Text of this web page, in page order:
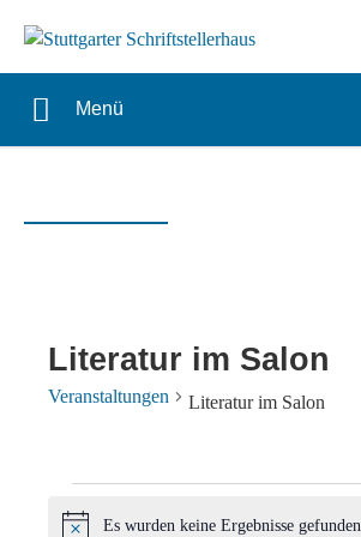
Menü
Literatur im Salon
Veranstaltungen Literatur im Salon
Veranstaltungen
Es wurden keine Ergebnisse gefunden.